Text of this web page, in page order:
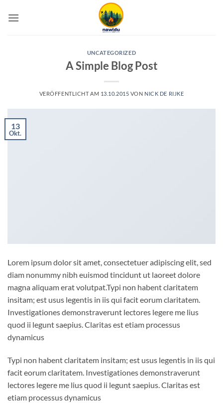
Inhalt
UNCATEGORIZED
A Simple Blog Post
VERÖFFENTLICHT AM 13.10.2015 VON NICK DE RIJKE
13
Okt.
Lorem ipsum dolor sit amet, consectetuer adipiscing elit, sed
diam nonummy nibh euismod tincidunt ut laoreet dolore
magna aliquam erat volutpat.Typi non habent claritatem
insitam; est usus legentis in iis qui facit eorum claritatem.
Investigationes demonstraverunt lectores legere me lius
quod ii legunt saepius. Claritas est etiam processus
dynamicus
Typi non habent claritatem insitam; est usus legentis in iis qui
facit eorum claritatem. Investigationes demonstraverunt
lectores legere me lius quod ii legunt saepius. Claritas est
etiam processus dynamicus